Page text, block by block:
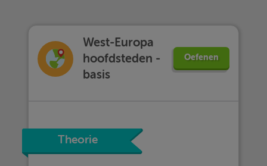
West-Europa
hoofdsteden -
basis
Oefenen
Theorie